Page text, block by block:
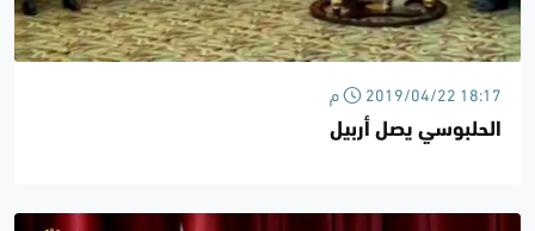
2019/04/22 18:17 م
الحلبوسي يصل أربيل